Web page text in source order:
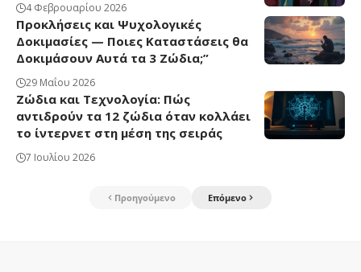
4 Φεβρουαρίου 2026
Προκλήσεις και Ψυχολογικές
Δοκιμασίες — Ποιες Καταστάσεις θα
Δοκιμάσουν Αυτά τα 3 Ζώδια;”
29 Μαΐου 2026
Ζώδια και Τεχνολογία: Πώς
αντιδρούν τα 12 ζώδια όταν κολλάει
το ίντερνετ στη μέση της σειράς
7 Ιουλίου 2026
Προηγούμενο Επόμενο